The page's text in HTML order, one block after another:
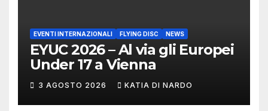
EVENTI INTERNAZIONALI FLYING DISC NEWS
EYUC 2026 – Al via gli Europei
Under 17 a Vienna
3 AGOSTO 2026 KATIA DI NARDO